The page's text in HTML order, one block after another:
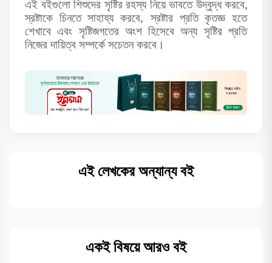
এই বইগুলো শিশুদের সৃষ্টির রহস্য নিয়ে ভাবতে উদ্বুদ্ধ করবে,
স্রষ্টাকে চিনতে সাহায্য করবে,স্রষ্টার প্রতি কৃতজ্ঞ হতে
শেখাবে এবং সৃষ্টিজগতের অংশ হিসেবে অন্য সৃষ্টির প্রতি
নিজের দায়িত্ব সম্পর্কে সচেতন করবে।
এই লেখকের অন্যান্য বই
একই বিষয়ে আরও বই